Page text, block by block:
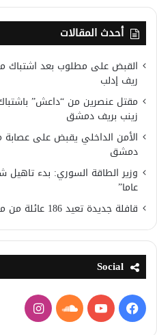
أحدث المقالات
ريف إدلب
مقتل عنصرين من “داعش”
زينب بريف دمشق
الأمن الداخلي يقبض على
دمشق
عاما”
قافلة جديدة تعيد 186 عائلة من مخيمات الشمال إلى ريف حماة
Social
فيسبوكيوتيوبساوند